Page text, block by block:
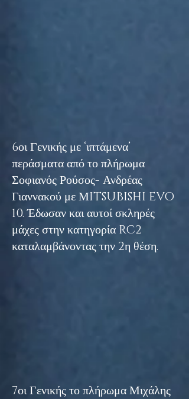
6οι Γενικής με ‘ιπτάμενα’
περάσματα από το πλήρωμα
Σοφιανός Ρούσος- Ανδρέας
Γιαννακού με ΜITSUBISHI EVO
10. Έδωσαν και αυτοί σκληρές
μάχες στην κατηγορία RC2
καταλαμβάνοντας την 2η θέση.
7οι Γενικής το πλήρωμα Μιχάλης